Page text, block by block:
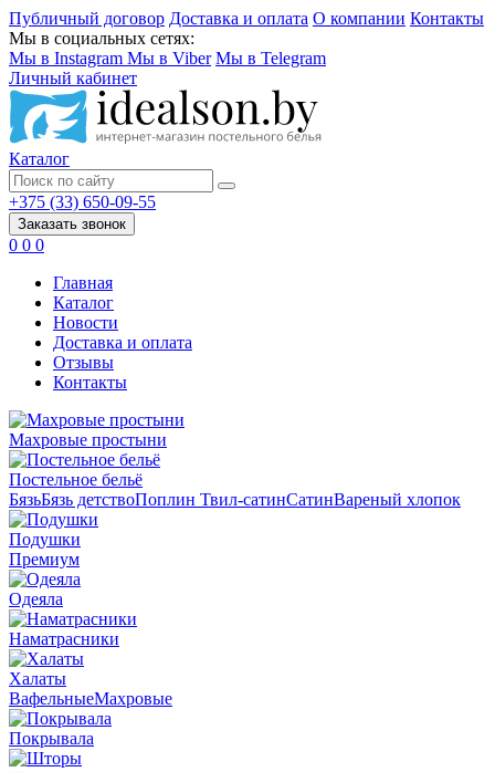
Публичный договор Доставка и оплата О компании Контакты
Мы в социальных сетях:
Мы в Instagram Мы в Viber Мы в Telegram
Личный кабинет
Каталог
+375 (33) 650-09-55
Заказать звонок
0 0 0
Главная
Каталог
Новости
Доставка и оплата
Отзывы
Контакты
Махровые простыни
Постельное бельё
БязьБязь детствоПоплин Твил-сатинСатинВареный хлопок
Подушки
Премиум
Одеяла
Наматрасники
Халаты
ВафельныеМахровые
Покрывала